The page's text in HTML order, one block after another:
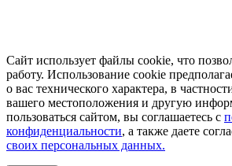
Сайт использует файлы cookie, что
работу. Использование cookie
о вас технического характера, в
вашего местоположения и другую
пользоваться сайтом, вы соглашаетесь с
конфиденциальности, а также даете
своих персональных данных.